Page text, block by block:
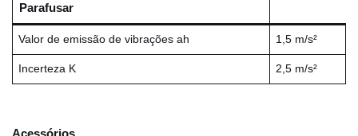
Parafusar
Valor de emissão de vibrações ah 1,5 m/s²
Incerteza K 2,5 m/s²